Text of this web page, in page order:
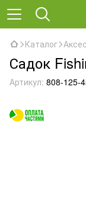
Каталог
Садок
Артикул: 808-125-